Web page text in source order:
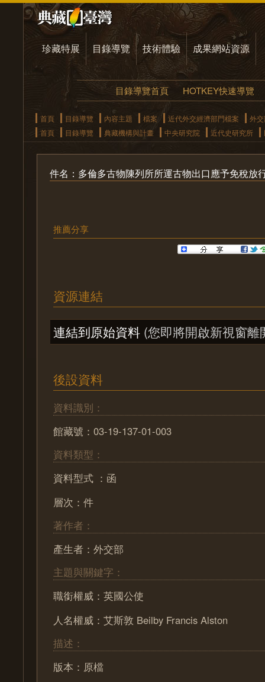
珍藏特展 目錄導覽 技術體驗 成果網站資源
目錄導覽首頁 HOTKEY快速導覽
首頁 目錄導覽 內容主題 檔案 近代外交經濟部門檔案
外
首頁
目錄導覽 典藏機構與計畫 中央研究院 近代史研究所
件名：多倫多古物陳列所所運古物出口應予免稅放
推薦分享
資源連結
連結到原始資料 (您即將開啟新視窗離
後設資料
資料識別：
館藏號：03-19-137-01-003
資料類型：
資料型式 ：函
層次：件
著作者：
產生者：外交部
主題與關鍵字：
職銜權威：英國公使
人名權威：艾斯敦 Beilby Francis Alston
描述：
版本：原檔